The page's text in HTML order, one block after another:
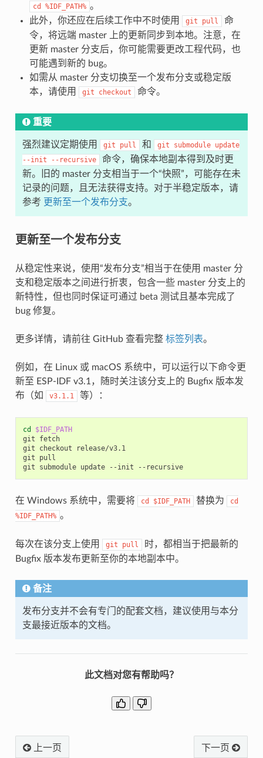
cd %IDF_PATH% 。
此外，你还应在后续工作中不时使用
git pull
命
令，将远端 master 上的更新同步到本地。注意，在
更新 master 分支后，你可能需要更改工程代码，也
可能遇到新的 bug。
如需从 master 分支切换至一个发布分支或稳定版
本，请使用
git checkout 命令。
重要
强烈建议定期使用 git pull 和 git submodule update
--init
--recursive
命令，确保本地副本得到及时更
新。旧的 master 分支相当于一个“快照”，可能存在未
记录的问题，且无法获得支持。对于半稳定版本，请
参考 更新至一个发布分支。
更新至一个发布分支
从稳定性来说，使用“发布分支”相当于在使用 master 分
支和稳定版本之间进行折衷，包含一些 master 分支上的
新特性，但也同时保证可通过 beta 测试且基本完成了
bug 修复。
更多详情，请前往 GitHub 查看完整 标签列表。
例如，在 Linux 或 macOS 系统中，可以运行以下命令更
新至 ESP-IDF v3.1，随时关注该分支上的 Bugfix 版本发
布（如
v3.1.1 等）：
cd
$IDF_PATH
git
fetch
git
checkout
release/v3.1
git
pull
git
submodule update --init --recursive
在 Windows 系统中，需要将 cd $IDF_PATH 替换为
cd
%IDF_PATH% 。
每次在该分支上使用 git pull
时，都相当于把最新的
Bugfix 版本发布更新至你的本地副本中。
备注
发布分支并不会有专门的配套文档，建议使用与本分
支最接近版本的文档。
此文档对您有帮助吗？
上一页 下一页